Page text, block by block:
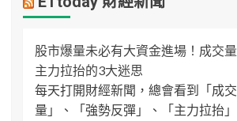
股市爆量未必有大資金進場！成交
主力拉抬的3大迷思
每天打開財經新聞，總會看到「成
量」、「強勢反彈」、「主力拉抬